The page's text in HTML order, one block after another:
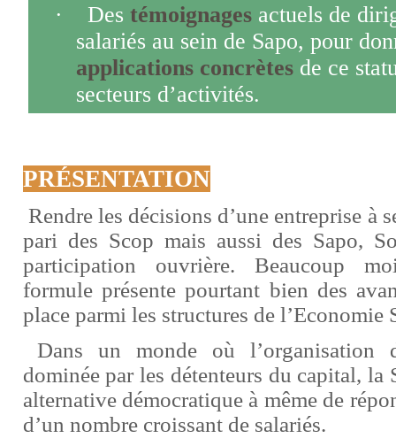
· Destémoignages actuels de
salariés au sein de Sapo, pour
applications concrètes de ce
secteurs d’activités.
PRÉSENTATION
Rendre les décisions d’une entreprise à
pari des Scop mais aussi des Sapo,
participation ouvrière. Beaucoup
formule présente pourtant bien des
place parmi les structures de l’Economie
Dans un monde où l’organisation
dominée par les détenteurs du capital, la
alternative démocratique à même de
d’un nombre croissant de salariés.